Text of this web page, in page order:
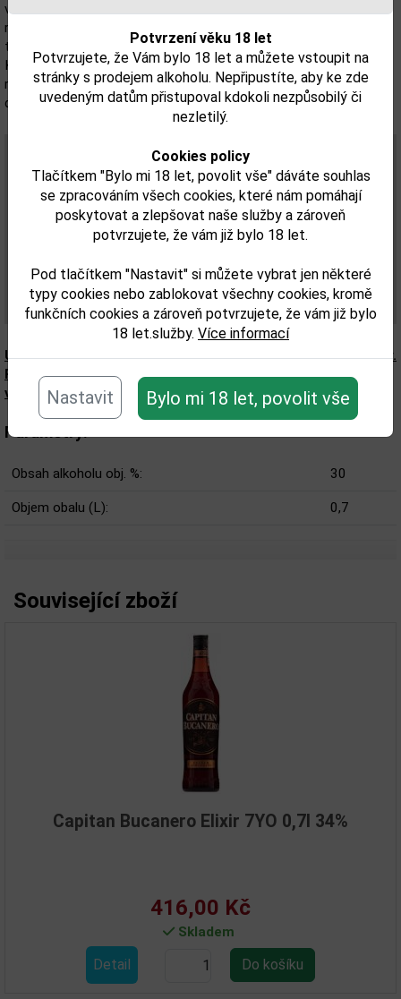
Potvrzení věku 18 let
Potvrzujete, že Vám bylo 18 let a můžete vstoupit na
stránky s prodejem alkoholu. Nepřipustíte, aby ke zde
uvedeným datům přistupoval kdokoli nezpůsobilý či
nezletilý.
Cookies policy
Tlačítkem "Bylo mi 18 let, povolit vše" dáváte souhlas
se zpracováním všech cookies, které nám pomáhají
poskytovat a zlepšovat naše služby a zároveň
potvrzujete, že vám již bylo 18 let.
Pod tlačítkem "Nastavit" si můžete vybrat jen některé
typy cookies nebo zablokovat všechny cookies, kromě
funkčních cookies a zároveň potvrzujete, že vám již bylo
18 let.služby. Více informací
Nastavit Bylo mi 18 let, povolit vše
vyzrálých banánů macerovaných v rumu a karamelu. Panamské
rumy jsou díky zrání v dubových sudech po bourbonu a dlouhé
tradici destilace považovány odborníky za jedny z nejlepších.
Kakadu se díky jemnému banánovému aroma a dřevitým
rumovým podtónům hodí k vylepšení již známých rumových
drinků. Skvělý je i samotný, na ledu nebo ke kávě.
Chuť: jemná chuť vyzrálých banánů, sladký závěr.
Barva: zlatavá.
Stáří: minimálně 3 roky (žádná Solera).
Sudy: bílý americký dub po burbonu.
Složení: Destilát z cukrové třtiny, cukr, karamel,
banánové aroma.
Vyrábí: Kakadu.
Upozorňujeme, že tento produkt může obsahovat alergeny.
Přesné složení a alergeny jsou k dispozici na obalu
výrobku. Zkontrolujte prosím před konzumací.
Parametry:
Obsah alkoholu obj. %: 30
Objem obalu (L): 0,7
Související zboží
Bucanero Elixir 7YO 0,7l 34%
416,00 Kč